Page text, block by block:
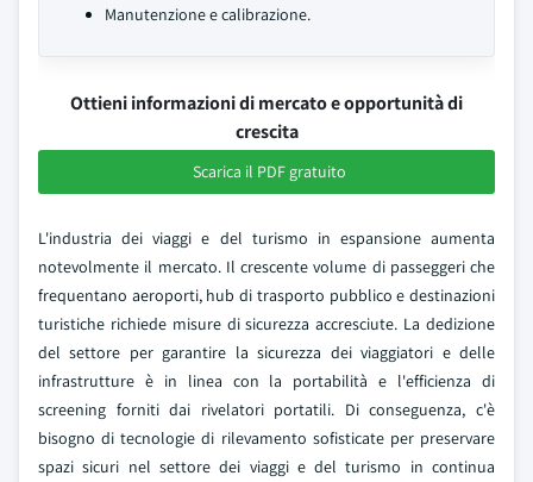
Manutenzione e calibrazione.
Ottieni informazioni di mercato e opportunità di
crescita
Scarica il PDF gratuito
L'industria dei viaggi e del turismo in espansione aumenta
notevolmente il mercato. Il crescente volume di passeggeri che
frequentano aeroporti, hub di trasporto pubblico e destinazioni
turistiche richiede misure di sicurezza accresciute. La dedizione
del settore per garantire la sicurezza dei viaggiatori e delle
infrastrutture è in linea con la portabilità e l'efficienza di
screening forniti dai rivelatori portatili. Di conseguenza, c'è
bisogno di tecnologie di rilevamento sofisticate per preservare
spazi sicuri nel settore dei viaggi e del turismo in continua